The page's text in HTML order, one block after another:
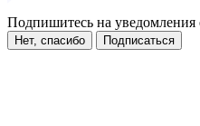
Подпишитесь на
Нет, спасибо Подписаться